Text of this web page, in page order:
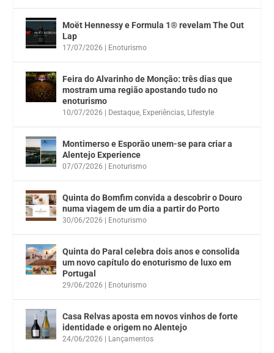
Moët Hennessy e Formula 1® revelam The Out
Lap
17/07/2026 Enoturismo
Feira do Alvarinho de Monção: três dias que
mostram uma região apostando tudo no
enoturismo
10/07/2026 Destaque, Experiências, Lifestyle
Montimerso e Esporão unem-se para criar a
Alentejo Experience
07/07/2026 Enoturismo
Quinta do Bomfim convida a descobrir o Douro
numa viagem de um dia a partir do Porto
30/06/2026 Enoturismo
Quinta do Paral celebra dois anos e consolida
um novo capítulo do enoturismo de luxo em
Portugal
29/06/2026 Enoturismo
Casa Relvas aposta em novos vinhos de forte
identidade e origem no Alentejo
24/06/2026 Lançamentos